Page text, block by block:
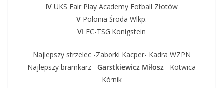
IV UKS Fair Play Academy Fotball Złotów
V Polonia Środa Wlkp.
VI FC-TSG Konigstein
Najlepszy strzelec -Zaborki Kacper- Kadra WZPN
Najlepszy bramkarz –Garstkiewicz Miłosz– Kotwica
Kórnik